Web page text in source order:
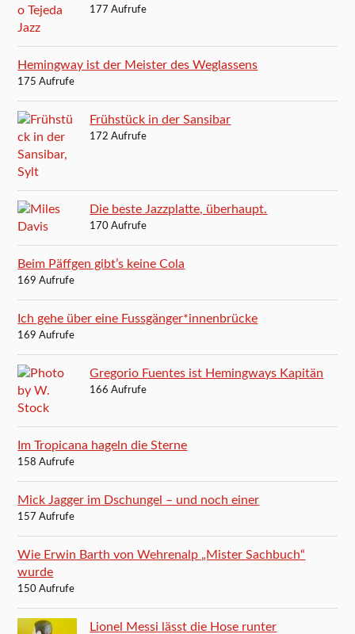
177 Aufrufe
Hemingway ist der Meister des Weglassens
175 Aufrufe
Frühstück in der Sansibar
172 Aufrufe
Die beste Jazzplatte, überhaupt.
170 Aufrufe
Beim Päffgen gibt’s keine Cola
169 Aufrufe
Ich gehe über eine Fussgänger*innenbrücke
169 Aufrufe
Gregorio Fuentes ist Hemingways Kapitän
166 Aufrufe
Im Tropicana hageln die Sterne
158 Aufrufe
Mick Jagger im Dschungel – und noch einer
157 Aufrufe
Wie Erwin Barth von Wehrenalp „Mister Sachbuch“
wurde
150 Aufrufe
Lionel Messi lässt die Hose runter